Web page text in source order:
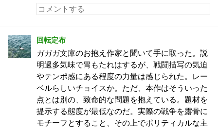
回転定布
ガガガ文庫のお抱え作家と聞いて手に取った。説
明過多気味で胃もたれはするが、戦闘描写の気迫
やテンポ感にある程度の力量は感じられた。レー
ベルらしいチョイスか。ただ、本作はそういった
点とは別の、致命的な問題を抱えている。題材を
提示する態度が最低なのだ。実際の戦争を露骨に
モチーフとすること、その上でポリティカルな主